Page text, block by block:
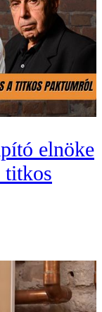
elnöke
titkos